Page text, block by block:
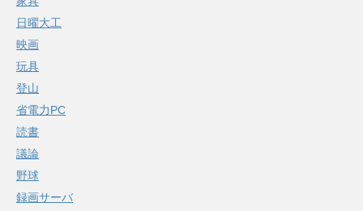
日曜大工
映画
玩具
登山
省電力PC
読書
議論
野球
録画サーバ